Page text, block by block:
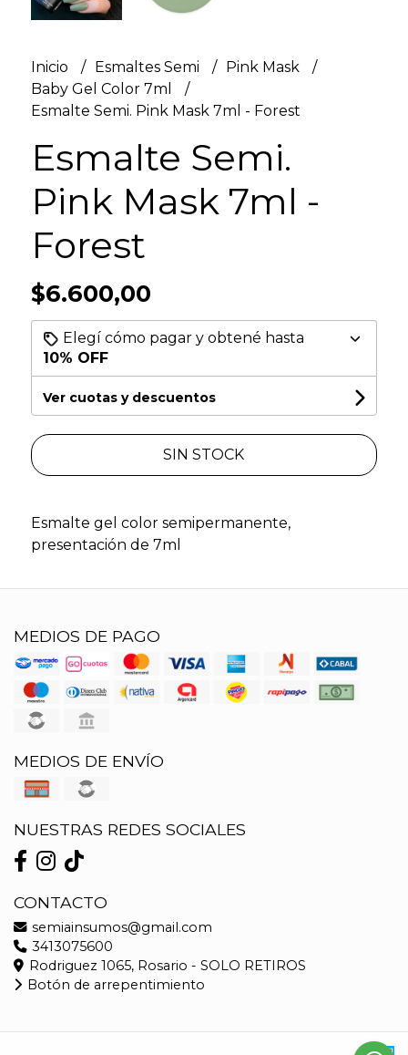
Inicio Esmaltes Semi
Pink Mask
Baby Gel Color 7ml
Esmalte Semi. Pink Mask 7ml - Forest
Esmalte Semi.
Pink Mask 7ml -
Forest
$6.600,00
Elegí cómo pagar y obtené hasta
10% OFF
Ver cuotas y descuentos
SIN STOCK
Esmalte gel color semipermanente,
presentación de 7ml
MEDIOS DE PAGO
MEDIOS DE ENVÍO
NUESTRAS REDES SOCIALES
CONTACTO
semiainsumos@gmail.com
3413075600
Rodriguez 1065, Rosario - SOLO RETIROS
Botón de arrepentimiento